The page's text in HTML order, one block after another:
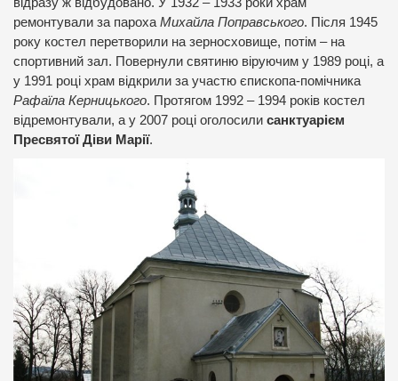
відразу ж відбудовано. У 1932 – 1933 роки храм
ремонтували за парохаМихайла Поправського. Після 1945
року костел перетворили на зерносховище, потім – на
спортивний зал. Повернули святиню віруючим у 1989 році, а
у 1991 році храм відкрили за участю єпископа-помічника
Рафаїла Керницького. Протягом 1992 – 1994 років костел
відремонтували, а у 2007 році оголосили санктуарієм
Пресвятої Діви Марії.